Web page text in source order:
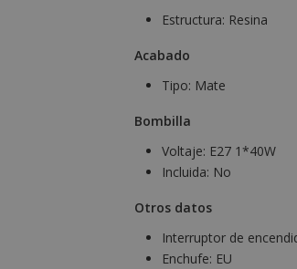
Estructura: Resina
Acabado
Tipo: Mate
Bombilla
Voltaje: E27 1*40W
Incluida: No
Otros datos
Interruptor de
Enchufe: EU